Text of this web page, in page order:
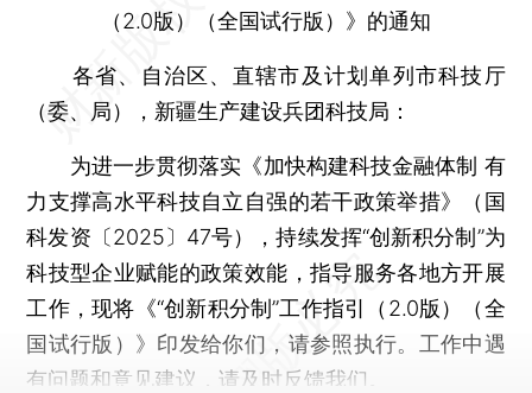
（2.0版）（全国试行版）》的通知
各省、自治区、直辖市及计划单列市科技厅
（委、局），新疆生产建设兵团科技局：
为进一步贯彻落实《加快构建科技金融体制 有
力支撑高水平科技自立自强的若干政策举措》（国
科发资〔2025〕47号），持续发挥“创新积分制”为
科技型企业赋能的政策效能，指导服务各地方开展
工作，现将《“创新积分制”工作指引（2.0版）（全
国试行版）》印发给你们，请参照执行。工作中遇
有问题和意见建议，请及时反馈我们。